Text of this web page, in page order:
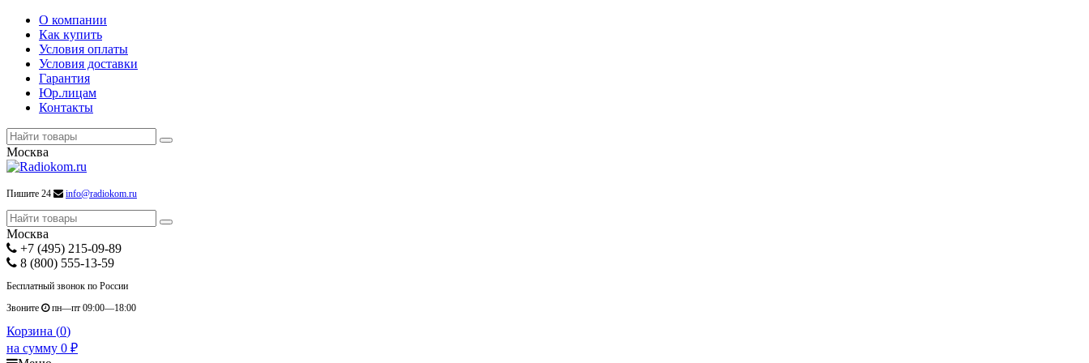
О компании
Как купить
Условия оплаты
Условия доставки
Гарантия
Юр.лицам
Контакты
Москва
Пишите 24 info@radiokom.ru
Москва
+7 (495) 215-09-89
8 (800) 555-13-59
Бесплатный звонок по России
Звоните
пн—пт 09:00—18:00
Корзина (0)
на сумму 0 ₽